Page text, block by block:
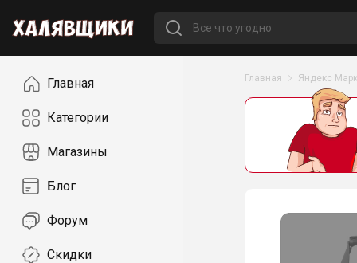
НавигацияГлавная
Категории
Магазины
Блог
Форум
Скидки
Главная Яндекс